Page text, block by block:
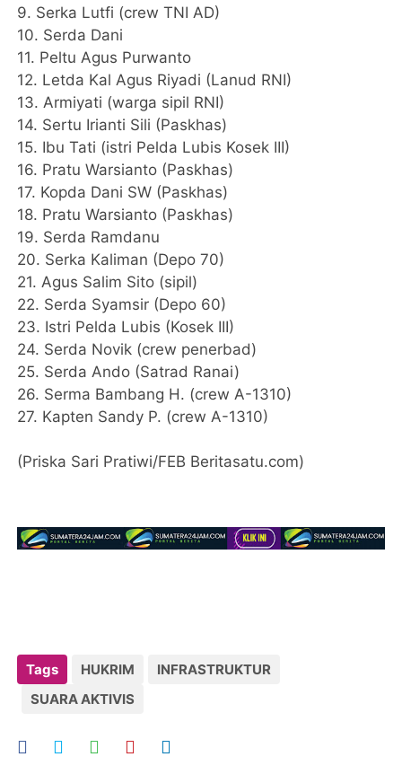
9. Serka Lutfi (crew TNI AD)
10. Serda Dani
11. Peltu Agus Purwanto
12. Letda Kal Agus Riyadi (Lanud RNI)
13. Armiyati (warga sipil RNI)
14. Sertu Irianti Sili (Paskhas)
15. Ibu Tati (istri Pelda Lubis Kosek III)
16. Pratu Warsianto (Paskhas)
17. Kopda Dani SW (Paskhas)
18. Pratu Warsianto (Paskhas)
19. Serda Ramdanu
20. Serka Kaliman (Depo 70)
21. Agus Salim Sito (sipil)
22. Serda Syamsir (Depo 60)
23. Istri Pelda Lubis (Kosek III)
24. Serda Novik (crew penerbad)
25. Serda Ando (Satrad Ranai)
26. Serma Bambang H. (crew A-1310)
27. Kapten Sandy P. (crew A-1310)
(Priska Sari Pratiwi/FEB Beritasatu.com)
Tags HUKRIM
INFRASTRUKTUR
SUARA AKTIVIS